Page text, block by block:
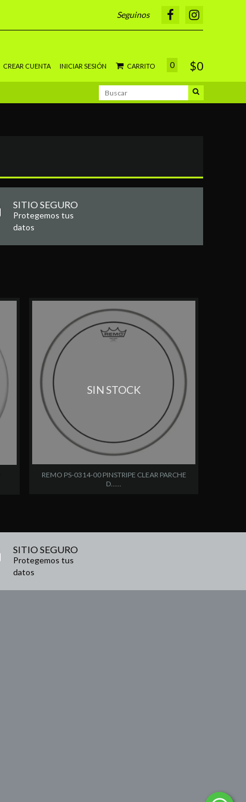
Seguinos
CREAR CUENTA INICIAR SESIÓN CARRITO 0 $0
SITIO SEGURO
Protegemos tus
datos
SIN STOCK
REMO PS-0314-00 PINSTRIPE CLEAR PARCHE
D......
SITIO SEGURO
Protegemos tus
datos